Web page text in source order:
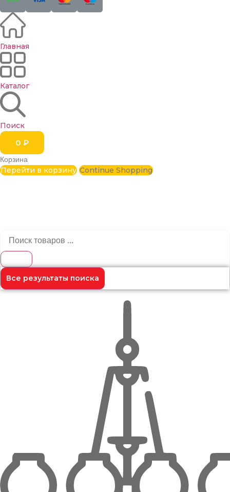
Главная
Каталог
Поиск
0 ₽
Корзина
Перейти в корзину Continue Shopping
Все результаты поиска